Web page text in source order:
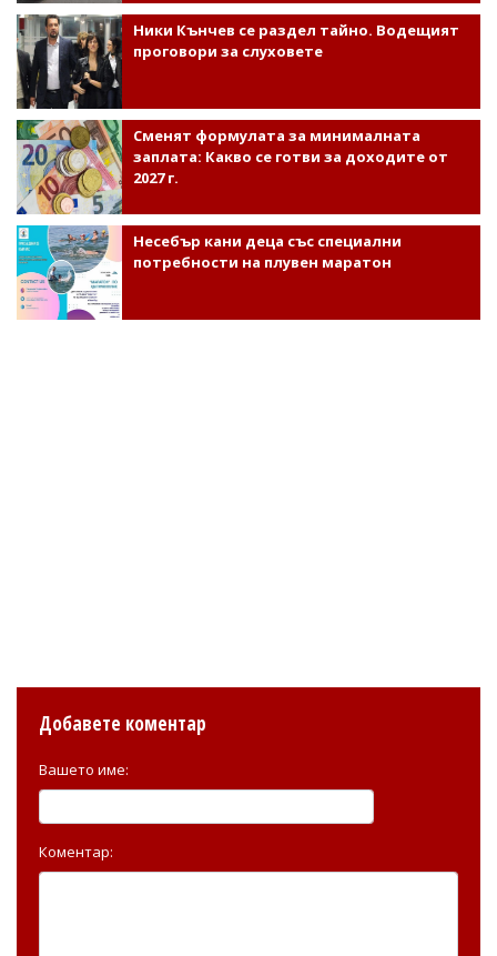
Ники Кънчев се раздел тайно. Водещият
проговори за слуховете
Сменят формулата за минималната
заплата: Какво се готви за доходите от
2027 г.
Несебър кани деца със специални
потребности на плувен маратон
Добавете коментар
Вашето име:
Коментар: